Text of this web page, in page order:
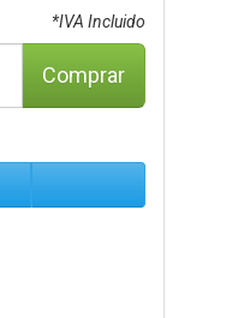
*IVA Incluido
Comprar